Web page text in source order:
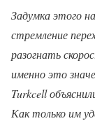
Задумка этого
стремление
разогнать
именно это
Turkcell
Как только им